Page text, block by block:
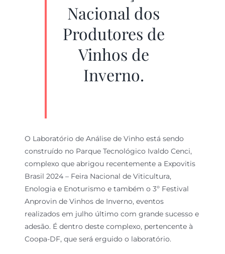
Nacional dos
Produtores de
Vinhos de
Inverno.
O Laboratório de Análise de Vinho está sendo
construído no Parque Tecnológico Ivaldo Cenci,
complexo que abrigou recentemente a Expovitis
Brasil 2024 – Feira Nacional de Viticultura,
Enologia e Enoturismo e também o 3º Festival
Anprovin de Vinhos de Inverno, eventos
realizados em julho último com grande sucesso e
adesão. É dentro deste complexo, pertencente à
Coopa-DF, que será erguido o laboratório.